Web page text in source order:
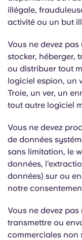
illégale,
activité ou un but
Vous ne devez
stocker, héberger,
ou distribuer tout
logiciel espion, un
Troie, un ver, un
tout autre logiciel
Vous ne devez
de données
sans limitation, le
données,
données) sur ou
notre
Vous ne devez
transmettre ou
commerciales non